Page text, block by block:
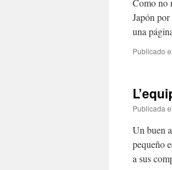
Como no
Japón
una
Publicado
Publicada el
Un buen
pequeño
a sus